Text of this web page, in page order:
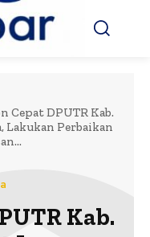
Cepat DPUTR Kab.
Lakukan Perbaikan
Kab.